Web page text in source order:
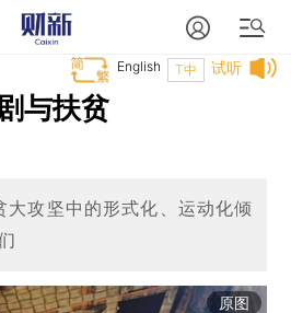
试听
T中
English
与扶贫
大攻坚中的形式化、运动化倾
原图